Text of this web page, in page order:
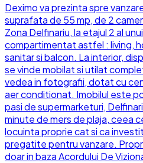
Deximo va prezinta spre
suprafata de 55 mp, de 2
Zona Delfinariu, la etajul 2 al
compartimentat astfel : living,
sanitar si balcon. La interior,
se vinde mobilat si utilat
vedea in fotografii, dotat cu
aer conditionat. Imobilul este
pasi de supermarketuri,
minute de mers de plaja, ceea
locuinta proprie cat si ca
pregatite pentru vanzare.
doar in baza Acordului De